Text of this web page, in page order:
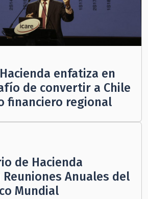
enfatiza en
de convertir a Chile
financiero regional
de Hacienda
Anuales del
Mundial